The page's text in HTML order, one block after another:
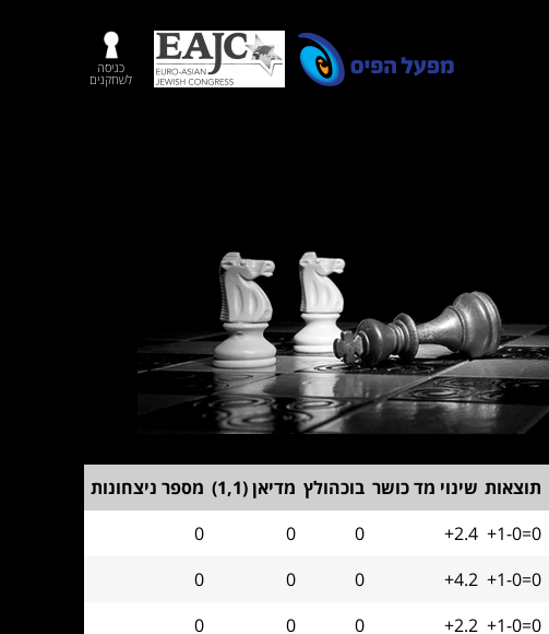
כניסה
לשחקנים
תוצאות שינוי מד כושר בוכהולץ מדיאן (1,1)
מספר ניצחונות
+1-0=0
+2.4
0
0
0
+1-0=0
+4.2
0
0
0
+1-0=0
+2.2
0
0
0